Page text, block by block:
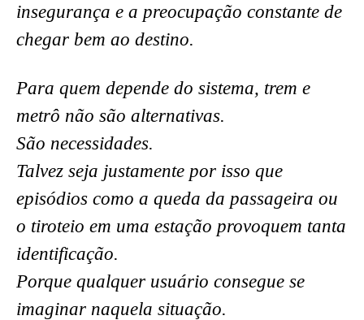
insegurança e a preocupação constante de
chegar bem ao destino.
Para quem depende do sistema, trem e
metrô não são alternativas.
São necessidades.
Talvez seja justamente por isso que
episódios como a queda da passageira ou
o tiroteio em uma estação provoquem tanta
identificação.
Porque qualquer usuário consegue se
imaginar naquela situação.